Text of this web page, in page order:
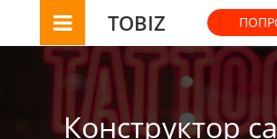
TOBIZ
Конструктор